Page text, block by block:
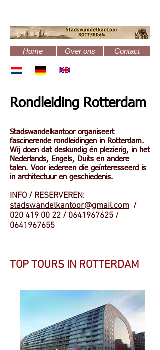
Home Over ons Contact
Rondleiding Rotterdam​
Stadswandelkantoor organiseert
fascinerende rondleidingen in Rotterdam.
Wij doen dat deskundig én plezierig, in het
Nederlands, Engels, Duits en andere
talen. Voor iedereen die geïnteresseerd is
in architectuur en geschiedenis.​
INFO / RESERVEREN:
stadswandelkantoor@gmail.com /
020 419 00 22 / 0641967625 /
0641967655
TOP TOURS IN ROTTERDAM